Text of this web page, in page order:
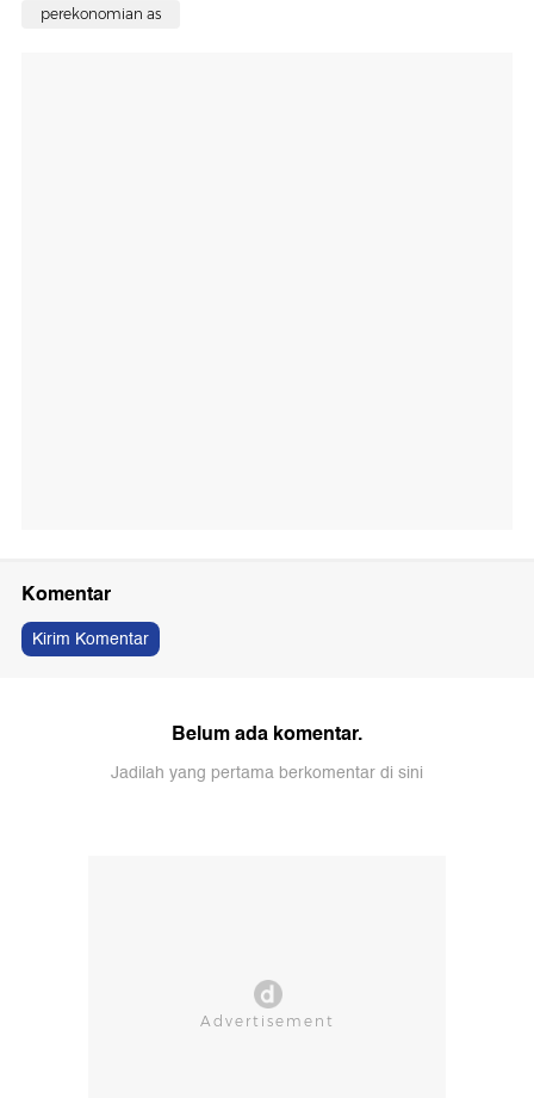
perekonomian as
Komentar
Kirim Komentar
Belum ada komentar.
Jadilah yang pertama berkomentar di sini